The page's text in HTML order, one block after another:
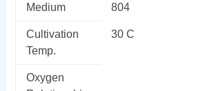
Medium 804
Cultivation
Temp.
30 C
Oxygen